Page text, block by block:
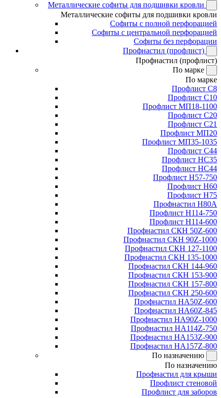
Металлические софиты для подшивки кровли
Металлические софиты для подшивки кровли
Софиты с полной перфорацией
Софиты с центральной перфорацией
Софиты без перфорации
Профнастил (профлист)
Профнастил (профлист)
По марке
По марке
Профлист С8
Профлист С10
Профлист МП18-1100
Профлист С20
Профлист С21
Профлист МП20
Профлист МП35-1035
Профлист С44
Профлист НС35
Профлист НС44
Профлист Н57-750
Профлист Н60
Профлист Н75
Профнастил Н80А
Профлист Н114-750
Профлист Н114-600
Профнастил СКН 50Z-600
Профнастил СКН 90Z-1000
Профнастил СКН 127-1100
Профнастил СКН 135-1000
Профнастил СКН 144-960
Профнастил СКН 153-900
Профнастил СКН 157-800
Профнастил СКН 250-600
Профнастил НА50Z-600
Профнастил НА60Z-845
Профнастил НА90Z-1000
Профнастил НА114Z-750
Профнастил НА153Z-900
Профнастил НА157Z-800
По назначению
По назначению
Профнастил для крыши
Профлист стеновой
Профлист для заборов